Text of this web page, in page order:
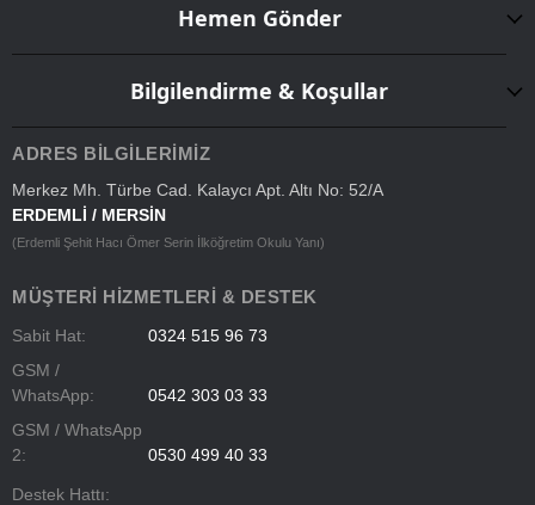
Hemen Gönder
Bilgilendirme & Koşullar
ADRES BILGILERIMIZ
Merkez Mh. Türbe Cad. Kalaycı Apt. Altı No: 52/A
ERDEMLİ / MERSİN
(Erdemli Şehit Hacı Ömer Serin İlköğretim Okulu Yanı)
MÜŞTERI HIZMETLERI & DESTEK
Sabit Hat:
0324 515 96 73
GSM /
WhatsApp:
0542 303 03 33
GSM / WhatsApp
2:
0530 499 40 33
Destek Hattı: